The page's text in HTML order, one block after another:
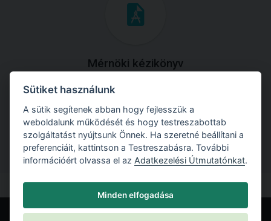
Mérnöki kézikönyv
Töltse le útmutatónkat az összes elméleti anyaggal és
gyakorlati példával!
Sütiket használunk
A sütik segítenek abban hogy fejlesszük a
weboldalunk működését és hogy testreszabottab
szolgáltatást nyújtsunk Önnek. Ha szeretné beállítani a
preferenciáit, kattintson a Testreszabásra. További
információért olvassa el az Adatkezelési Útmutatónkat.
Minden elfogadása